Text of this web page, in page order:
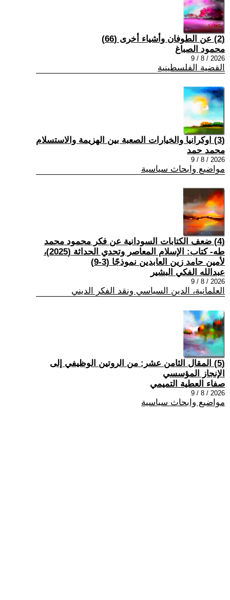
(2) عن الطوفان وأشياء أخرى (66)
محمود الصباغ
2026 / 8 / 9
القضية الفلسطينية
(3) اوكرانيا والخيارات الصعبة بين الهزيمة والاستسلام
محمد حمد
2026 / 8 / 9
مواضيع وابحاث سياسية
(4) ضعف الكتابات السودانية عن فكر محمود محمد
طه- كتاب: الإسلام المعاصر وتحدي الحداثة (2025)،
لأمين حامد زين العابدين نموذجًا (3-9)
عبدالله الفكي البشير
2026 / 8 / 9
العلمانية، الدين السياسي ونقد الفكر الديني
(5) المقال الثامن عشر: من الروتين الوظيفي إلى
الإنجاز المؤسسي
صفاء العطية التميمي
2026 / 8 / 9
مواضيع وابحاث سياسية